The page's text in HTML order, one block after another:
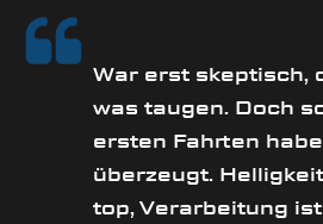
War erst skeptisch,
was taugen. Doch
ersten Fahrten
überzeugt.
top, Verarbeitung